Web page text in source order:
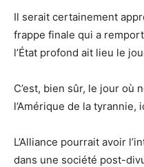
Il serait certainement
frappe finale qui a
l’État profond ait lieu le
C’est, bien sûr, le jour où
l’Amérique de la tyrannie,
L’Alliance pourrait avoir
dans une société post-